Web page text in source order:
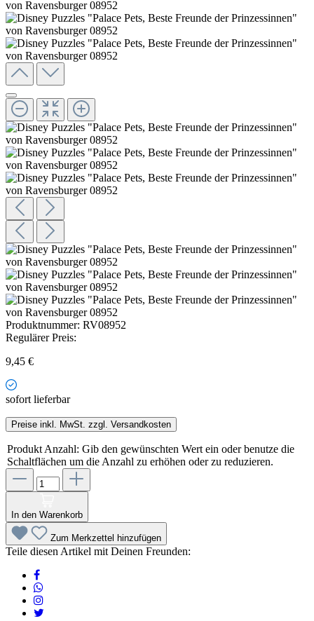
Produktnummer: RV08952
Regulärer Preis:
9,45 €
sofort lieferbar
Preise inkl. MwSt. zzgl. Versandkosten
Produkt Anzahl: Gib den gewünschten Wert ein oder benutze die
Schaltflächen um die Anzahl zu erhöhen oder zu reduzieren.
In den Warenkorb
Zum Merkzettel hinzufügen
Teile diesen Artikel mit Deinen Freunden: